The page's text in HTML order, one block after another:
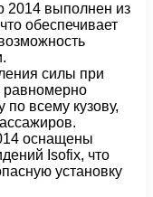
2014 выполнен из
обеспечивает
силы при
равномерно
по всему кузову,
оснащены
Isofix, что
установку